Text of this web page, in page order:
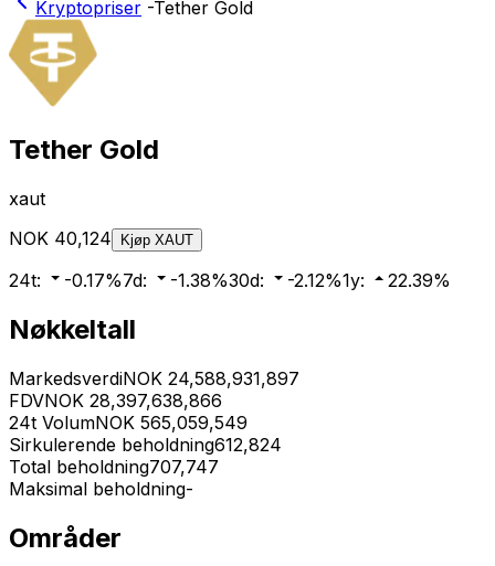
Kryptopriser -Tether Gold
Tether Gold
xaut
NOK 40,124 Kjøp XAUT
24t: -0.17%7d: -1.38%30d: -2.12%1y: 22.39%
Nøkkeltall
MarkedsverdiNOK 24,588,931,897
FDVNOK 28,397,638,866
24t VolumNOK 565,059,549
Sirkulerende beholdning612,824
Total beholdning707,747
Maksimal beholdning-
Områder